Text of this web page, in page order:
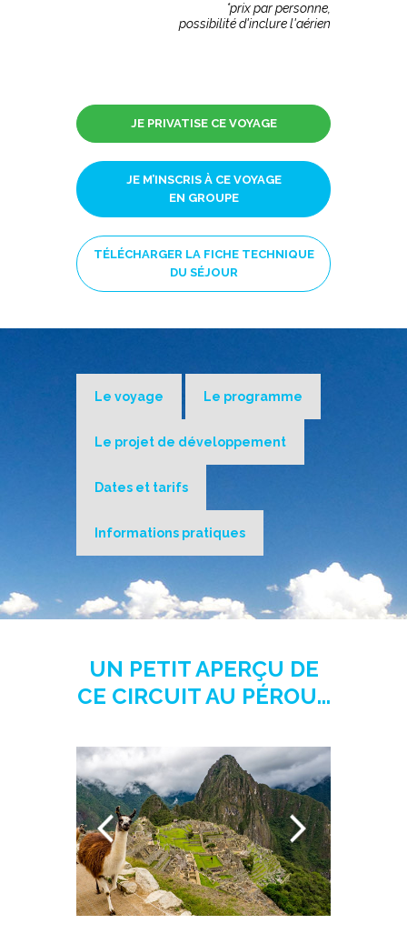
*prix par personne,
possibilité d'inclure l'aérien
JE PRIVATISE CE VOYAGE
JE M’INSCRIS À CE VOYAGE
EN GROUPE
TÉLÉCHARGER LA FICHE TECHNIQUE
DU SÉJOUR
Le voyage Le programme
Le projet de développement
Dates et tarifs
Informations pratiques
UN PETIT APERÇU DE
CE CIRCUIT AU PÉROU...